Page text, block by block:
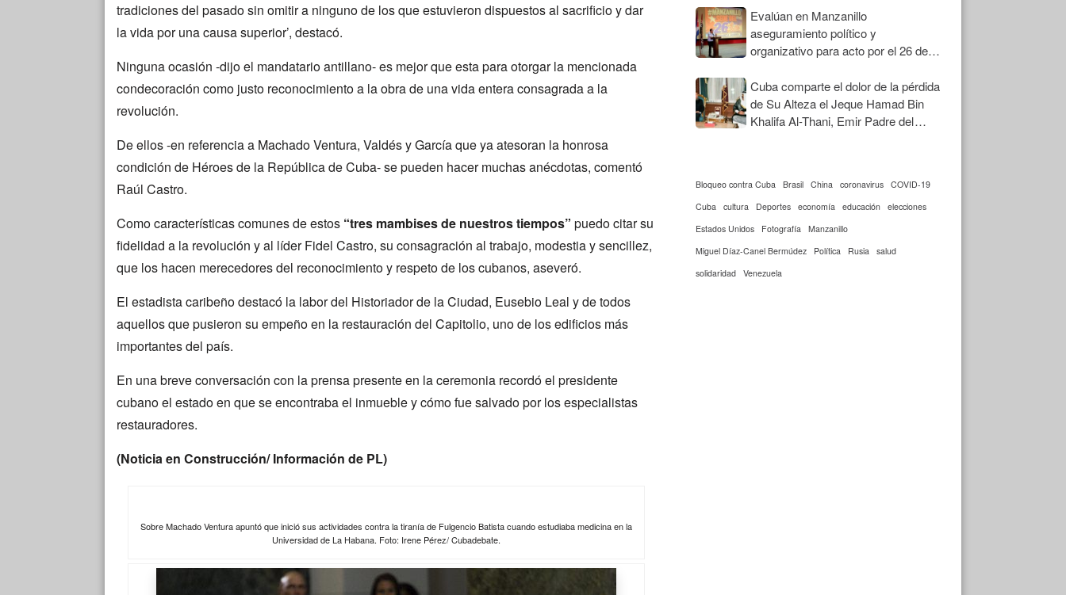
tradiciones del pasado sin omitir a ninguno de los que estuvieron dispuestos al sacrificio y dar
la vida por una causa superior’, destacó.
Ninguna ocasión -dijo el mandatario antillano- es mejor que esta para otorgar la mencionada
condecoración como justo reconocimiento a la obra de una vida entera consagrada a la
revolución.
De ellos -en referencia a Machado Ventura, Valdés y García que ya atesoran la honrosa
condición de Héroes de la República de Cuba- se pueden hacer muchas anécdotas, comentó
Raúl Castro.
Como características comunes de estos “tres mambises de nuestros tiempos” puedo citar su
fidelidad a la revolución y al líder Fidel Castro, su consagración al trabajo, modestia y sencillez,
que los hacen merecedores del reconocimiento y respeto de los cubanos, aseveró.
El estadista caribeño destacó la labor del Historiador de la Ciudad, Eusebio Leal y de todos
aquellos que pusieron su empeño en la restauración del Capitolio, uno de los edificios más
importantes del país.
En una breve conversación con la prensa presente en la ceremonia recordó el presidente
cubano el estado en que se encontraba el inmueble y cómo fue salvado por los especialistas
restauradores.
(Noticia en Construcción/ Información de PL)
Sobre Machado Ventura apuntó que inició sus actividades contra la tiranía de Fulgencio Batista cuando estudiaba medicina en la
Universidad de La Habana. Foto: Irene Pérez/ Cubadebate.
Evalúan en Manzanillo
aseguramiento político y
organizativo para acto por el 26 de
Cuba comparte el dolor de la pérdida
de Su Alteza el Jeque Hamad Bin
Khalifa Al-Thani, Emir Padre del
Bloqueo contra Cuba Brasil China coronavirus COVID-19
Cuba
cultura Deportes economía educación elecciones
Estados Unidos
Fotografía
Manzanillo
Miguel Díaz-Canel Bermúdez
Política Rusia
salud
solidaridad Venezuela